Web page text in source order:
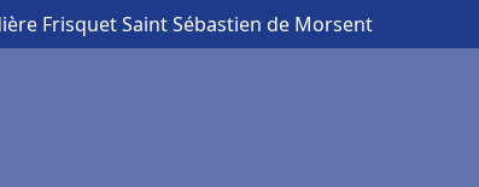
Frisquet Saint Sébastien de Morsent